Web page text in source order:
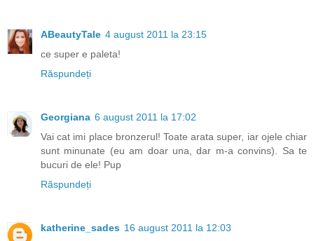
ABeautyTale 4 august 2011 la 23:15
ce super e paleta!
Răspundeți
Georgiana 6 august 2011 la 17:02
Vai cat imi place bronzerul! Toate arata super, iar ojele chiar
sunt minunate (eu am doar una, dar m-a convins). Sa te
bucuri de ele! Pup
Răspundeți
katherine_sades 16 august 2011 la 12:03